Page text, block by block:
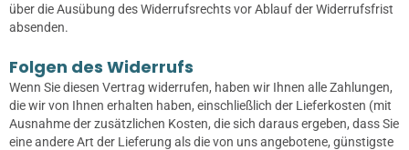
über die Ausübung des Widerrufsrechts vor Ablauf der Widerrufsfrist
absenden.
Folgen des Widerrufs
Wenn Sie diesen Vertrag widerrufen, haben wir Ihnen alle Zahlungen,
die wir von Ihnen erhalten haben, einschließlich der Lieferkosten (mit
Ausnahme der zusätzlichen Kosten, die sich daraus ergeben, dass Sie
eine andere Art der Lieferung als die von uns angebotene, günstigste